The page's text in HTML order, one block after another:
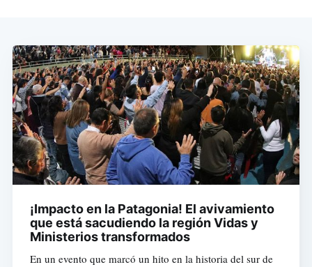
¡Impacto en la Patagonia! El avivamiento
que está sacudiendo la región Vidas y
Ministerios transformados
En un evento que marcó un hito en la historia del sur de